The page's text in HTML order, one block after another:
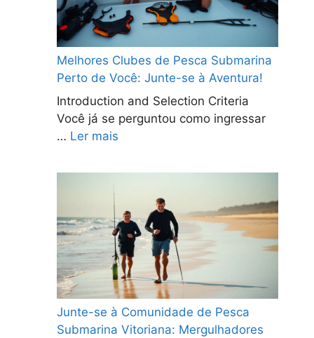
Melhores Clubes de Pesca Submarina
Perto de Você: Junte-se à Aventura!
Introduction and Selection Criteria
Você já se perguntou como ingressar
… Ler mais
Junte-se à Comunidade de Pesca
Submarina Vitoriana: Mergulhadores